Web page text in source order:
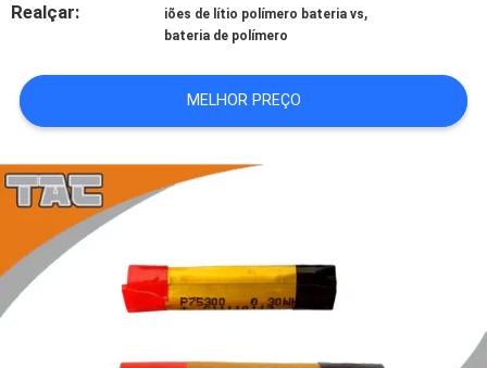
NOTÍCIA
CASOS
PEÇA
UMAS
CITAÇÕES
MAPA
Realçar: iões de lítio polímero bateria vs,
bateria de polímero
MELHOR PREÇO